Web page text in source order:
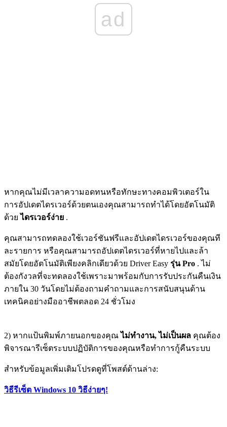
ad
หากคุณไม่มีเวลาความอดทนหรือทักษะทางคอมพิวเตอร์ใน
การอัปเดตไดรเวอร์ด้วยตนเองคุณสามารถทำได้โดยอัตโนมัติ
ด้วยไดรเวอร์ง่าย .
คุณสามารถทดลองใช้เวอร์ชันฟรีและอัปเดตไดรเวอร์ของคุณที
ละรายการ หรือคุณสามารถอัปเดตไดรเวอร์ที่หายไปและล้า
สมัยโดยอัตโนมัติเพียงคลิกเดียวด้วย Driver Easy รุ่น Pro . ไม่
ต้องกังวลที่จะทดลองใช้เพราะมาพร้อมกับการรับประกันคืนเงิน
ภายใน 30 วันโดยไม่ต้องถามคำถามและการสนับสนุนด้าน
เทคนิคอย่างมืออาชีพตลอด 24 ชั่วโมง
2) หากแป้นพิมพ์ภายนอกของคุณไม่ทำงาน, ไม่เป็นผล คุณต้อง
พิจารณารีเซ็ตระบบปฏิบัติการของคุณหรือทำการกู้คืนระบบ
สำหรับข้อมูลเพิ่มเติมโปรดดูที่โพสต์ด้านล่าง:
วิธีรีเซ็ต Windows 10 วิธีง่ายๆ!